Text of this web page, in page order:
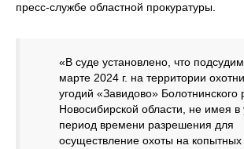
пресс-службе областной прокуратуры.
«В суде установлено, что
марте 2024 г. на территории
угодий «Завидово» Болотнинского
Новосибирской области, не имея в
период времени разрешения для
осуществление охоты на копытных